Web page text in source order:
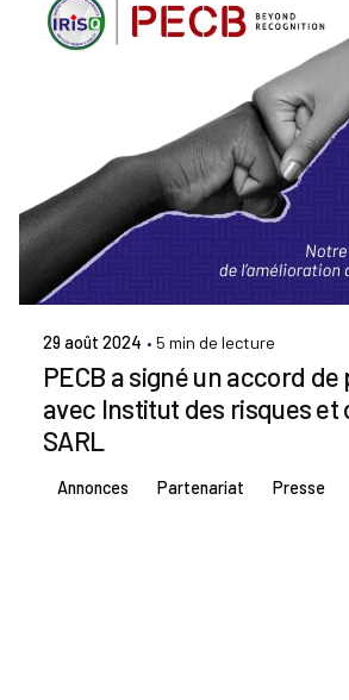
Publié par
29 août 2024 5 min de lecture
PECB a signé un accord
avec Institut des risques et
SARL
Annonces Partenariat Presse